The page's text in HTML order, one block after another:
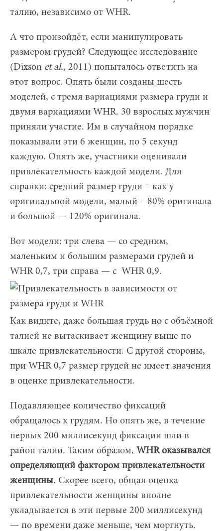
талию, независимо от WHR.
А что произойдёт, если манипулировать
размером грудей? Следующее исследование
(Dixson et al., 2011) попыталось ответить на
этот вопрос. Опять были созданы шесть
моделей, с тремя вариациями размера груди и
двумя вариациями WHR. 30 взрослых мужчин
приняли участие. Им в случайном порядке
показывали эти 6 женщин, по 5 секунд
каждую. Опять же, участники оценивали
привлекательность каждой модели. Для
справки: средний размер груди – как у
оригинальной модели, малый – 80% оригинала
и большой — 120% оригинала.
Вот модели: три слева — со средним,
маленьким и большим размерами грудей и
WHR 0,7, три справа — с WHR 0,9.
Как видите, даже большая грудь но с объёмной
талией не вытаскивает женщину выше по
шкале привлекательности. С другой стороны,
при WHR 0,7 размер грудей не имеет значения
в оценке привлекательности.
Подавляющее количество фиксаций
обращалось к грудям. Но опять же, в течение
первых 200 миллисекунд фиксации шли в
район талии. Таким образом, WHR оказывался
определяющий фактором привлекательности
женщины. Скорее всего, общая оценка
привлекательности женщины вполне
укладывается в эти первые 200 миллисекунд
— по времени даже меньше, чем моргнуть.